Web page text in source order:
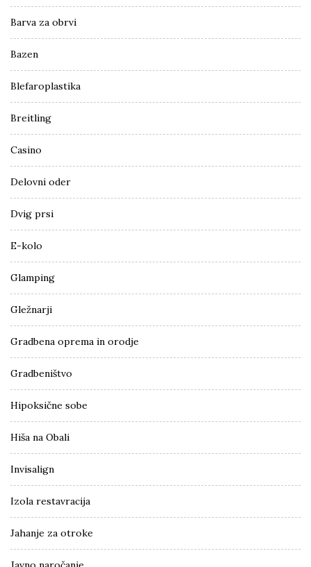
Barva za obrvi
Bazen
Blefaroplastika
Breitling
Casino
Delovni oder
Dvig prsi
E-kolo
Glamping
Gležnarji
Gradbena oprema in orodje
Gradbeništvo
Hipoksične sobe
Hiša na Obali
Invisalign
Izola restavracija
Jahanje za otroke